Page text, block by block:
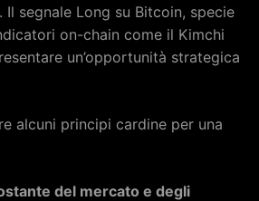
Il segnale Long su Bitcoin, specie
on-chain come il Kimchi
un’opportunità strategica
alcuni principi cardine per una
del mercato e degli